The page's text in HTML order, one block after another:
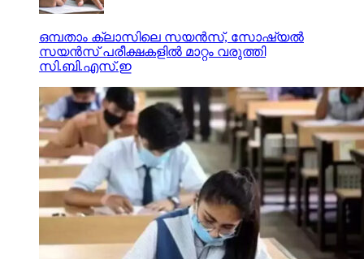
ഒമ്പതാം ക്ലാസിലെ സയന്‍സ്, സോഷ്യല്‍
സയന്‍സ് പരീക്ഷകളില്‍ മാറ്റം വരുത്തി
സി.ബി.എസ്.ഇ